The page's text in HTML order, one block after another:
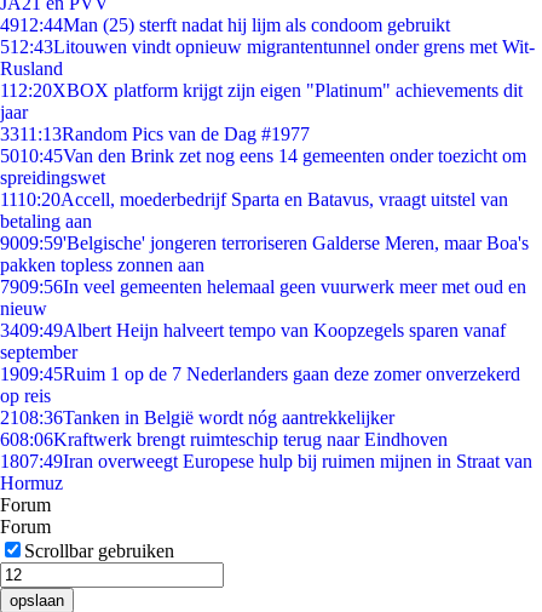
4912:44Man (25) sterft nadat hij lijm als condoom gebruikt
512:43Litouwen vindt opnieuw migrantentunnel onder grens met Wit-
Rusland
112:20XBOX platform krijgt zijn eigen "Platinum" achievements dit
jaar
3311:13Random Pics van de Dag #1977
5010:45Van den Brink zet nog eens 14 gemeenten onder toezicht om
spreidingswet
1110:20Accell, moederbedrijf Sparta en Batavus, vraagt uitstel van
betaling aan
9009:59'Belgische' jongeren terroriseren Galderse Meren, maar Boa's
pakken topless zonnen aan
7909:56In veel gemeenten helemaal geen vuurwerk meer met oud en
nieuw
3409:49Albert Heijn halveert tempo van Koopzegels sparen vanaf
september
1909:45Ruim 1 op de 7 Nederlanders gaan deze zomer onverzekerd
op reis
2108:36Tanken in België wordt nóg aantrekkelijker
608:06Kraftwerk brengt ruimteschip terug naar Eindhoven
1807:49Iran overweegt Europese hulp bij ruimen mijnen in Straat van
Hormuz
Forum
Forum
Scrollbar gebruiken
opslaan